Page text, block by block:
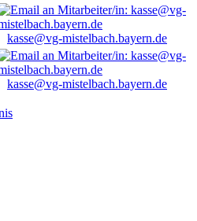
kasse@vg-mistelbach.bayern.de
kasse@vg-mistelbach.bayern.de